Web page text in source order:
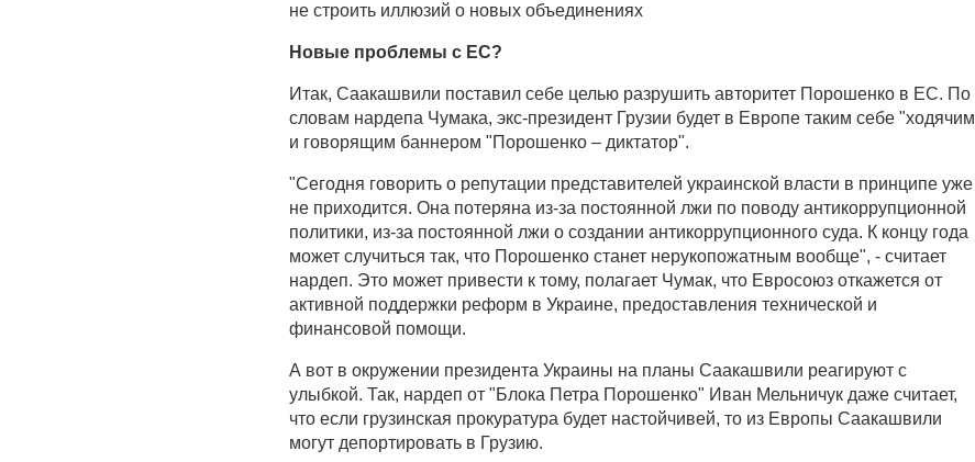
не строить иллюзий о новых объединениях
Новые проблемы с ЕС?
Итак, Саакашвили поставил себе целью разрушить авторитет Порошенко в ЕС. По
словам нардепа Чумака, экс-президент Грузии будет в Европе таким себе "ходячим
и говорящим баннером "Порошенко – диктатор".
"Сегодня говорить о репутации представителей украинской власти в принципе уже
не приходится. Она потеряна из-за постоянной лжи по поводу антикоррупционной
политики, из-за постоянной лжи о создании антикоррупционного суда. К концу года
может случиться так, что Порошенко станет нерукопожатным вообще", - считает
нардеп. Это может привести к тому, полагает Чумак, что Евросоюз откажется от
активной поддержки реформ в Украине, предоставления технической и
финансовой помощи.
А вот в окружении президента Украины на планы Саакашвили реагируют с
улыбкой. Так, нардеп от "Блока Петра Порошенко" Иван Мельничук даже считает,
что если грузинская прокуратура будет настойчивей, то из Европы Саакашвили
могут депортировать в Грузию.